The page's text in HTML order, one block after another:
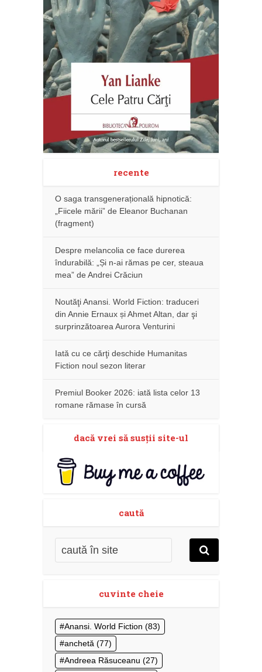
recente
O saga transgenerațională hipnotică:
„Fiicele mării” de Eleanor Buchanan
(fragment)
Despre melancolia ce face durerea
îndurabilă: „Și n-ai rămas pe cer, steaua
mea” de Andrei Crăciun
Noutăţi Anansi. World Fiction: traduceri
din Annie Ernaux și Ahmet Altan, dar şi
surprinzătoarea Aurora Venturini
Iată cu ce cărţi deschide Humanitas
Fiction noul sezon literar
Premiul Booker 2026: iată lista celor 13
romane rămase în cursă
dacă vrei să susţii site-ul
caută
cuvinte cheie
Anansi. World Fiction (83)
anchetă (77)
Andreea Răsuceanu (27)